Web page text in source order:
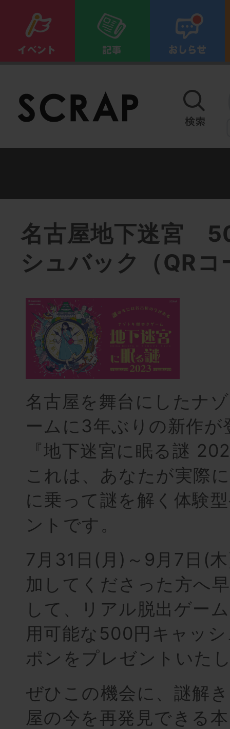
名古屋地下迷宮
シュバック（QRコ
名古屋を舞台にしたナ
ームに3年ぶりの新作が
『地下迷宮に眠る謎
これは、あなたが実際
に乗って謎を解く体験
ントです。
7月31日(月)～9月7日(
加してくださった方へ
して、リアル脱出ゲー
用可能な500円キャッ
ポンをプレゼントいた
ぜひこの機会に、謎解
屋の今を再発見できる